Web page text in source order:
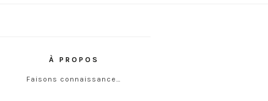
À PROPOS
Faisons connaissance…